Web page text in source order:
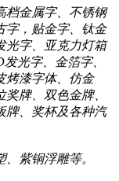
档金属字、不锈钢
字，贴金字、钛金
光字、亚克力灯箱
光字、金箔字、
烤漆字体、仿金
牌、双色金牌、
牌、奖杯及各种汽
紫铜浮雕等。